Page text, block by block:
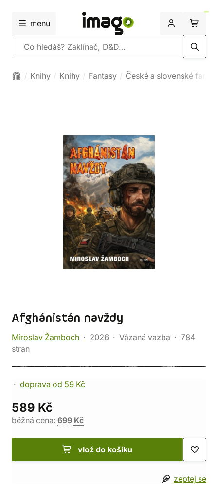
menu
Vyhledávání
Knihy Knihy Fantasy České a slovenské
Afghánistán navždy
Miroslav Žamboch 2026 Vázaná vazba
784
stran
doprava od 59 Kč
589 Kč
běžná cena: 699 Kč
vlož do košíku
zeptej se